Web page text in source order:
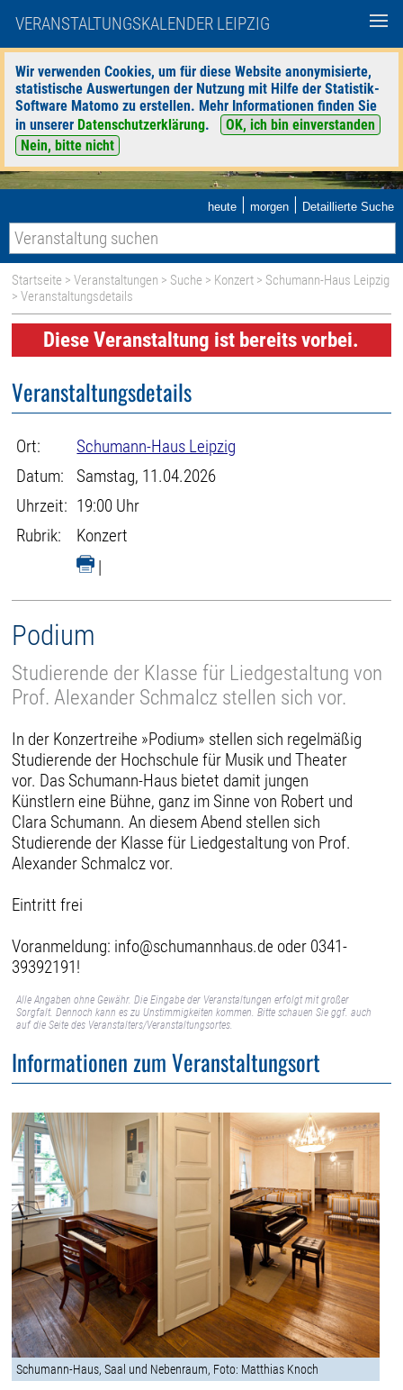
VERANSTALTUNGSKALENDER LEIPZIG
Wir verwenden Cookies, um für diese Website anonymisierte,
statistische Auswertungen der Nutzung mit Hilfe der Statistik-
Software Matomo zu erstellen. Mehr Informationen finden Sie
in unserer Datenschutzerklärung.
OK, ich bin einverstanden
Nein, bitte nicht
heute | morgen | Detaillierte Suche
Startseite >Veranstaltungen > Suche > Konzert > Schumann-Haus Leipzig
> Veranstaltungsdetails
Diese Veranstaltung ist bereits vorbei.
Veranstaltungsdetails
Ort:
Schumann-Haus Leipzig
Datum:
Samstag, 11.04.2026
Uhrzeit: 19:00 Uhr
Rubrik:
Konzert
|
Podium
Studierende der Klasse für Liedgestaltung von
Prof. Alexander Schmalcz stellen sich vor.
In der Konzertreihe »Podium» stellen sich regelmäßig
Studierende der Hochschule für Musik und Theater
vor. Das Schumann-Haus bietet damit jungen
Künstlern eine Bühne, ganz im Sinne von Robert und
Clara Schumann. An diesem Abend stellen sich
Studierende der Klasse für Liedgestaltung von Prof.
Alexander Schmalcz vor.
Eintritt frei
Voranmeldung: info@schumannhaus.de oder 0341-
39392191!
Alle Angaben ohne Gewähr. Die Eingabe der Veranstaltungen erfolgt mit großer
Sorgfalt. Dennoch kann es zu Unstimmigkeiten kommen. Bitte schauen Sie ggf. auch
auf die Seite des Veranstalters/Veranstaltungsortes.
Informationen zum Veranstaltungsort
Schumann-Haus, Saal und Nebenraum, Foto: Matthias Knoch